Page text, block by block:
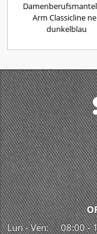
Arm Classicline
dunkelblau
Lun - Ven:
08:00 -